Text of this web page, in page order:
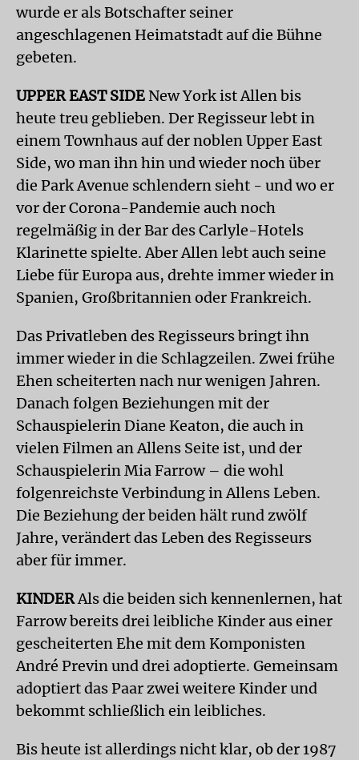
wurde er als Botschafter seiner
angeschlagenen Heimatstadt auf die Bühne
gebeten.
UPPER EAST SIDE New York ist Allen bis
heute treu geblieben. Der Regisseur lebt in
einem Townhaus auf der noblen Upper East
Side, wo man ihn hin und wieder noch über
die Park Avenue schlendern sieht - und wo er
vor der Corona-Pandemie auch noch
regelmäßig in der Bar des Carlyle-Hotels
Klarinette spielte. Aber Allen lebt auch seine
Liebe für Europa aus, drehte immer wieder in
Spanien, Großbritannien oder Frankreich.
Das Privatleben des Regisseurs bringt ihn
immer wieder in die Schlagzeilen. Zwei frühe
Ehen scheiterten nach nur wenigen Jahren.
Danach folgen Beziehungen mit der
Schauspielerin Diane Keaton, die auch in
vielen Filmen an Allens Seite ist, und der
Schauspielerin Mia Farrow – die wohl
folgenreichste Verbindung in Allens Leben.
Die Beziehung der beiden hält rund zwölf
Jahre, verändert das Leben des Regisseurs
aber für immer.
KINDERAls die beiden sich kennenlernen, hat
Farrow bereits drei leibliche Kinder aus einer
gescheiterten Ehe mit dem Komponisten
André Previn und drei adoptierte. Gemeinsam
adoptiert das Paar zwei weitere Kinder und
bekommt schließlich ein leibliches.
Bis heute ist allerdings nicht klar, ob der 1987